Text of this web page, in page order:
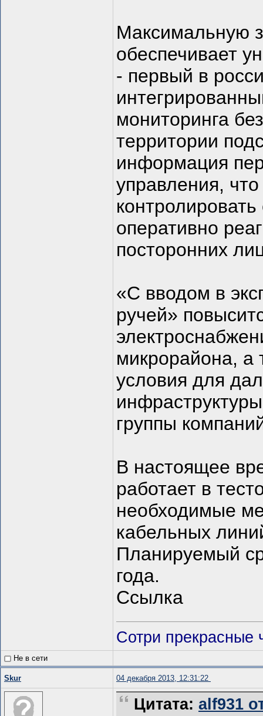
Максимальную
обеспечивает
- первый в
мониторинга
территории
информация
управления,
оперативно
посторонних
«С вводом в
ручей»
микрорайона, а
условия для
группы
В настоящее
работает в
необходимые
кабельных
Планируемый
года.
Ссылка
Сотри прекрасные
Не в сети
Skur 04 декабря 2013, 12:31:22
Цитата: alf931